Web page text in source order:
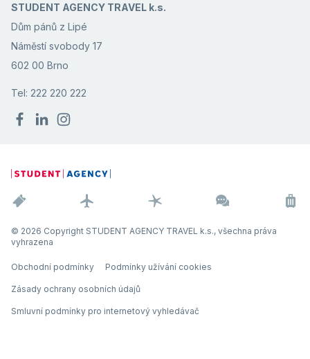
STUDENT AGENCY TRAVEL k.s.
Dům pánů z Lipé
Náměstí svobody 17
602 00 Brno
Tel: 222 220 222
© 2026 Copyright STUDENT AGENCY TRAVEL k.s., všechna práva
vyhrazena
Obchodní podmínky Podmínky užívání cookies
Zásady ochrany osobních údajů
Smluvní podmínky pro internetový vyhledávač